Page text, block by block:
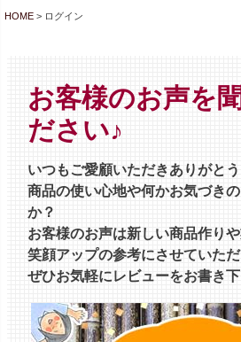
HOME ログイン
お客様のお声を
ださい♪
いつもご愛顧いただきありがとう
商品の使い心地や何かお気づき
か？
お客様のお声は新しい商品作り
笑顔アップの参考にさせていただ
ぜひお気軽にレビューをお書き下